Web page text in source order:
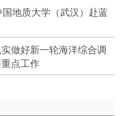
地质大学（武汉）赴蓝
做好新一轮海洋综合调
点工作